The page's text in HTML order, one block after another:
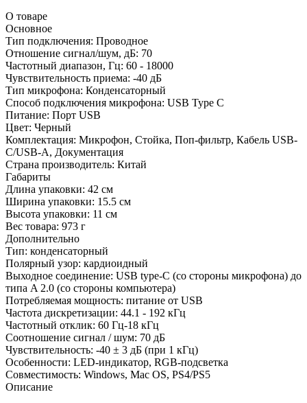
О товаре
Основное
Тип подключения: Проводное
Отношение сигнал/шум, дБ: 70
Частотный диапазон, Гц: 60 - 18000
Чувствительность приема: -40 дБ
Тип микрофона: Конденсаторный
Способ подключения микрофона: USB Type C
Питание: Порт USB
Цвет: Черный
Комплектация: Микрофон, Стойка, Поп-фильтр, Кабель USB-
C/USB-A, Документация
Страна производитель: Китай
Габариты
Длина упаковки: 42 см
Ширина упаковки: 15.5 см
Высота упаковки: 11 см
Вес товара: 973 г
Дополнительно
Тип: конденсаторный
Полярный узор: кардиоидный
Выходное соединение: USB type-C (со стороны микрофона) до
типа A 2.0 (со стороны компьютера)
Потребляемая мощность: питание от USB
Частота дискретизации: 44.1 - 192 кГц
Частотный отклик: 60 Гц-18 кГц
Соотношение сигнал / шум: 70 дБ
Чувствительность: -40 ± 3 дБ (при 1 кГц)
Особенности: LED-индикатор, RGB-подсветка
Совместимость: Windows, Mac OS, PS4/PS5
Описание